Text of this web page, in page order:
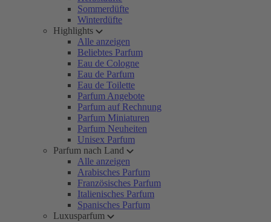
Sommerdüfte
Winterdüfte
Highlights
Alle anzeigen
Beliebtes Parfum
Eau de Cologne
Eau de Parfum
Eau de Toilette
Parfum Angebote
Parfum auf Rechnung
Parfum Miniaturen
Parfum Neuheiten
Unisex Parfum
Parfum nach Land
Alle anzeigen
Arabisches Parfum
Französisches Parfum
Italienisches Parfum
Spanisches Parfum
Luxusparfum